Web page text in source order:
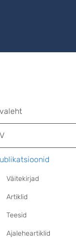
Väitekirjad
Artiklid
Teesid
Ajaleheartiklid